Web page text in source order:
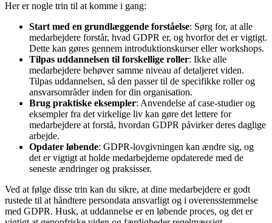
Her er nogle trin til at komme i gang:
Start med en grundlæggende forståelse: Sørg for, at alle
medarbejdere forstår, hvad GDPR er, og hvorfor det er vigtigt.
Dette kan gøres gennem introduktionskurser eller workshops.
Tilpas uddannelsen til forskellige roller: Ikke alle
medarbejdere behøver samme niveau af detaljeret viden.
Tilpas uddannelsen, så den passer til de specifikke roller og
ansvarsområder inden for din organisation.
Brug praktiske eksempler: Anvendelse af case-studier og
eksempler fra det virkelige liv kan gøre det lettere for
medarbejdere at forstå, hvordan GDPR påvirker deres daglige
arbejde.
Opdater løbende: GDPR-lovgivningen kan ændre sig, og
det er vigtigt at holde medarbejderne opdaterede med de
seneste ændringer og praksisser.
Ved at følge disse trin kan du sikre, at dine medarbejdere er godt
rustede til at håndtere persondata ansvarligt og i overensstemmelse
med GDPR. Husk, at uddannelse er en løbende proces, og det er